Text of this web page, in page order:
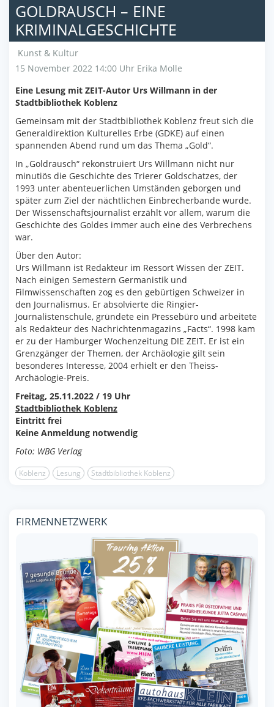
GOLDRAUSCH – EINE
KRIMINALGESCHICHTE
Kunst & Kultur
15 November 2022 14:00 Uhr Erika Molle
Eine Lesung mit ZEIT-Autor Urs Willmann in der
Stadtbibliothek Koblenz
Gemeinsam mit der Stadtbibliothek Koblenz freut sich die
Generaldirektion Kulturelles Erbe (GDKE) auf einen
spannenden Abend rund um das Thema „Gold“.
In „Goldrausch“ rekonstruiert Urs Willmann nicht nur
minutiös die Geschichte des Trierer Goldschatzes, der
1993 unter abenteuerlichen Umständen geborgen und
später zum Ziel der nächtlichen Einbrecherbande wurde.
Der Wissenschaftsjournalist erzählt vor allem, warum die
Geschichte des Goldes immer auch eine des Verbrechens
war.
Über den Autor:
Urs Willmann ist Redakteur im Ressort Wissen der ZEIT.
Nach einigen Semestern Germanistik und
Filmwissenschaften zog es den gebürtigen Schweizer in
den Journalismus. Er absolvierte die Ringier-
Journalistenschule, gründete ein Pressebüro und arbeitete
als Redakteur des Nachrichtenmagazins „Facts“. 1998 kam
er zu der Hamburger Wochenzeitung DIE ZEIT. Er ist ein
Grenzgänger der Themen, der Archäologie gilt sein
besonderes Interesse, 2004 erhielt er den Theiss-
Archäologie-Preis.
Freitag, 25.11.2022 / 19 Uhr
Stadtbibliothek Koblenz
Eintritt frei
Keine Anmeldung notwendig
Foto: WBG Verlag
Koblenz Lesung Stadtbibliothek Koblenz
FIRMENNETZWERK